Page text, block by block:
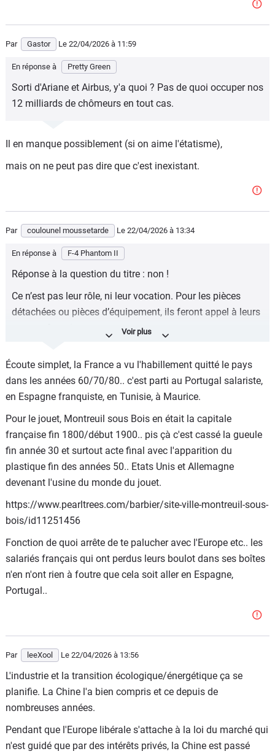
Par Gastor Le 22/04/2026 à 11:59
En réponse à Pretty Green
Sorti d'Ariane et Airbus, y'a quoi ? Pas de quoi occuper nos
12 milliards de chômeurs en tout cas.
Il en manque possiblement (si on aime l'étatisme),
mais on ne peut pas dire que c'est inexistant.
Par coulounel moussetarde Le 22/04/2026 à 13:34
En réponse à F-4 Phantom II
Réponse à la question du titre : non !
Ce n’est pas leur rôle, ni leur vocation. Pour les pièces
détachées ou pièces d’équipement, ils feront appel à leurs
de l’habillement, du jouet, etc. ?
Écoute simplet, la France a vu l'habillement quitté le pays
dans les années 60/70/80.. c'est parti au Portugal salariste,
en Espagne franquiste, en Tunisie, à Maurice.
Pour le jouet, Montreuil sous Bois en était la capitale
française fin 1800/début 1900.. pis çà c'est cassé la gueule
fin année 30 et surtout acte final avec l'apparition du
plastique fin des années 50.. Etats Unis et Allemagne
devenant l'usine du monde du jouet.
https://www.pearltrees.com/barbier/site-ville-montreuil-sous-
bois/id11251456
Fonction de quoi arrête de te palucher avec l'Europe etc.. les
salariés français qui ont perdus leurs boulot dans ses boîtes
n'en n'ont rien à foutre que cela soit aller en Espagne,
Portugal..
Par leeXool Le 22/04/2026 à 13:56
L'industrie et la transition écologique/énergétique ça se
planifie. La Chine l'a bien compris et ce depuis de
nombreuses années.
Pendant que l'Europe libérale s'attache à la loi du marché qui
n'est guidé que par des intérêts privés, la Chine est passé